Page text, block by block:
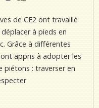
de CE2 ont travaillé
à pieds en
Grâce à différentes
appris à adopter les
: traverser en